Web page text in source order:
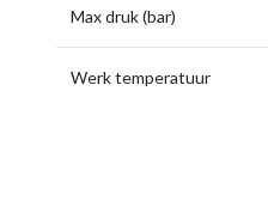
Max druk (bar)
Werk temperatuur